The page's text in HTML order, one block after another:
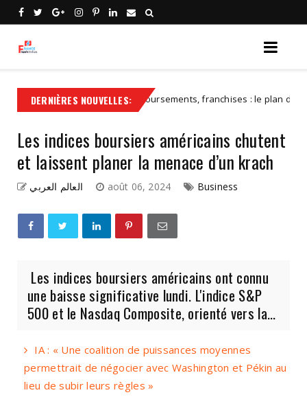
DERNIÈRES NOUVELLES:
EXCLUSIF - Déremboursements, franchises : le plan du
Les indices boursiers américains chutent
et laissent planer la menace d’un krach
العالم العربي août 06, 2024 Business
Les indices boursiers américains ont connu
une baisse significative lundi. L'indice S&P
500 et le Nasdaq Composite, orienté vers la...
IA : « Une coalition de puissances moyennes
permettrait de négocier avec Washington et Pékin au
lieu de subir leurs règles »